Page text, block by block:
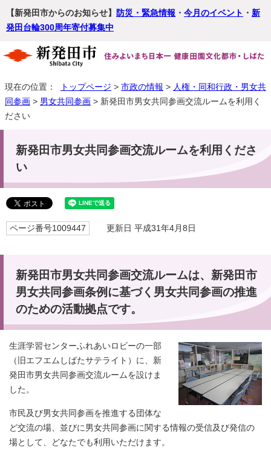
【新発田市からのお知らせ】 防災・緊急情報 ・ 今月のイベント ・ 新
発田台輪300周年寄付募集中
現在の位置： トップページ > 市政の情報 > 人権・同和行政・男女共
同参画 > 男女共同参画 > 新発田市男女共同参画交流ルームを利用く
ださい
新発田市男女共同参画交流ルームを利用くださ
い
ページ番号1009447 更新日 平成31年4月8日
新発田市男女共同参画交流ルームは、新発田市
男女共同参画条例に基づく男女共同参画の推進
のための活動拠点です。
生涯学習センターふれあいロビーの一部
（旧エフエムしばたサテライト）に、新
発田市男女共同参画交流ルームを設けま
した。
市民及び男女共同参画を推進する団体な
ど交流の場、並びに男女共同参画に関する情報の受信及び発信の
場として、どなたでも利用いただけます。